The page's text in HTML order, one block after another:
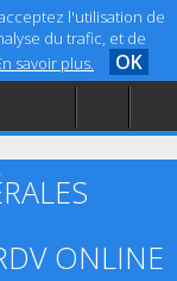
l'utilisation de
du trafic, et de
savoir plus. OK
ONLINE
ET